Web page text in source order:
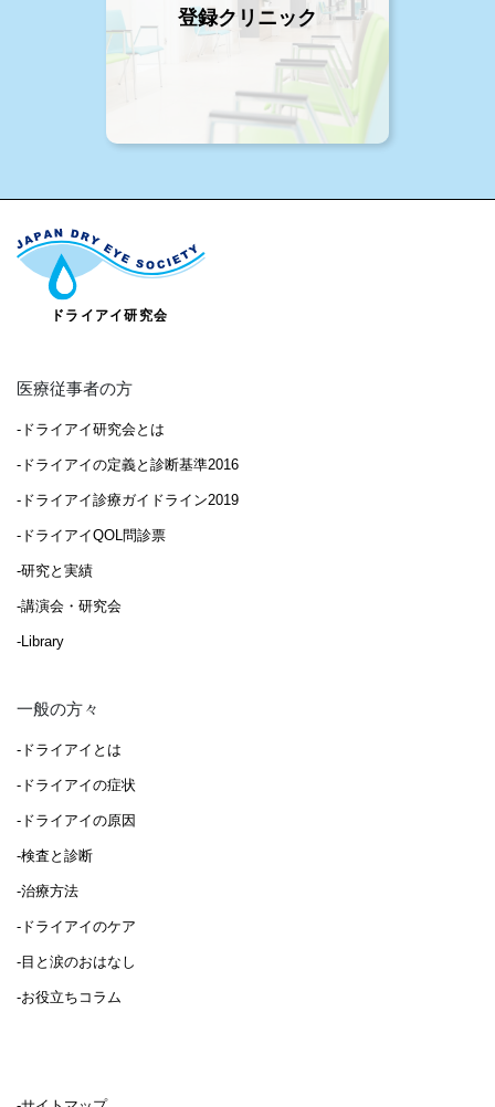
登録クリニック
医療従事者の方
-ドライアイ研究会とは
-ドライアイの定義と診断基準2016
-ドライアイ診療ガイドライン2019
-ドライアイQOL問診票
-研究と実績
-講演会・研究会
-Library
一般の方々
-ドライアイとは
-ドライアイの症状
-ドライアイの原因
-検査と診断
-治療方法
-ドライアイのケア
-目と涙のおはなし
-お役立ちコラム